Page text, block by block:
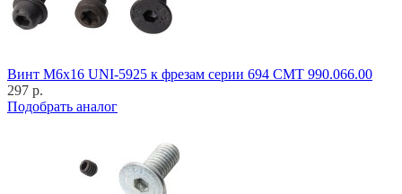
Винт M6x16 UNI-5925 к фрезам серии 694 CMT 990.066.00
297 р.
Подобрать аналог